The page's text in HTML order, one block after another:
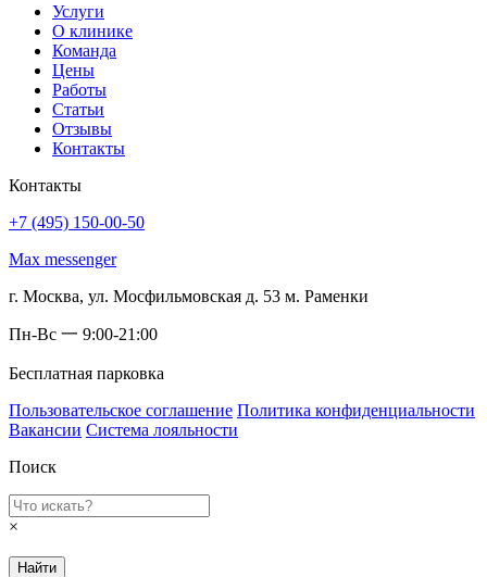
Услуги
О клинике
Команда
Цены
Работы
Статьи
Отзывы
Контакты
Контакты
+7 (495) 150-00-50
Max messenger
г. Москва, ул. Мосфильмовская д. 53 м. Раменки
Пн-Вс 一 9:00-21:00
Бесплатная парковка
Пользовательское соглашение Политика конфиденциальности
Вакансии Система лояльности
Поиск
×
Найти